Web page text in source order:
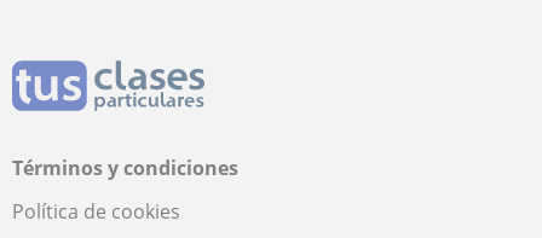
Términos y condiciones
Política de cookies